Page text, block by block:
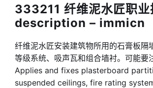
333211 纤维泥水匠职
description – immicn
纤维泥水匠安装建筑物所用的石膏板隔
等级系统、吸声瓦和组合墙衬。可能要
Applies and fixes plasterboard
suspended ceilings, fire rating